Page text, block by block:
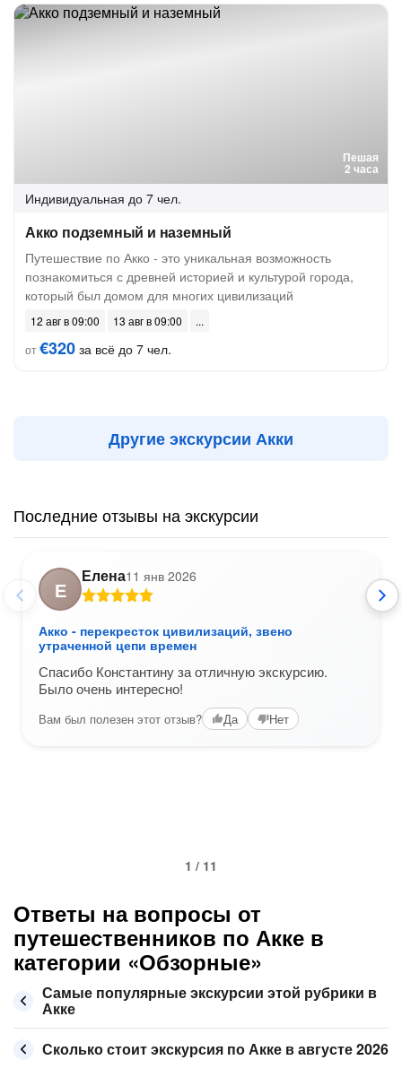
Пешая
2 часа
Индивидуальная до 7 чел.
Акко подземный и наземный
Путешествие по Акко - это уникальная возможность
познакомиться с древней историей и культурой города,
который был домом для многих цивилизаций
12 авг в 09:00
13 авг в 09:00
от€320 за всё до 7 чел.
Другие экскурсии Акки
Последние отзывы на экскурсии
Е
Елена11 янв 2026
Акко - перекресток цивилизаций, звено
утраченной цепи времен
Спасибо Константину за отличную экскурсию.
Было очень интересно!
Вам был полезен этот отзыв? Да Нет
1 / 11
Ответы на вопросы от
путешественников по Акке в
категории «Обзорные»
Самые популярные экскурсии этой рубрики в
Акке
Сколько стоит экскурсия по Акке в августе 2026